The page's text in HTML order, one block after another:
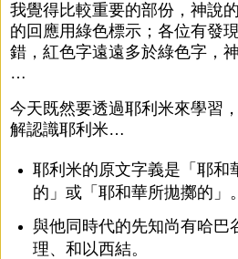
我覺得比較重要的部份，神說
的回應用綠色標示；各位有發
錯，紅色字遠遠多於綠色字，
…
今天既然要透過耶利米來學習
解認識耶利米…
耶利米的原文字義是「耶和
的」或「耶和華所拋擲的」。
與他同時代的先知尚有哈巴
理、和以西結。